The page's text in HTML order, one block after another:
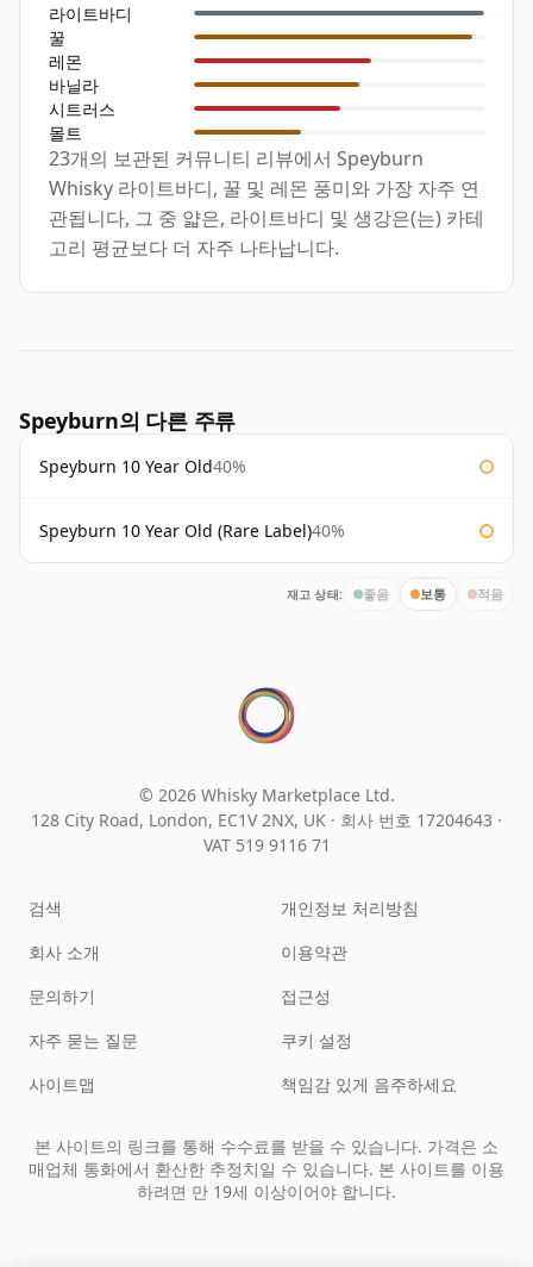
라이트바디
꿀
레몬
바닐라
시트러스
몰트
23개의 보관된 커뮤니티 리뷰에서 Speyburn
Whisky 라이트바디, 꿀 및 레몬 풍미와 가장 자주 연
관됩니다, 그 중 얇은, 라이트바디 및 생강은(는) 카테
고리 평균보다 더 자주 나타납니다.
Speyburn의 다른 주류
Speyburn 10 Year Old40%
Speyburn 10 Year Old (Rare Label)40%
재고 상태: 좋음 보통 적음
© 2026 Whisky Marketplace Ltd.
128 City Road, London, EC1V 2NX, UK · 회사 번호 17204643 ·
VAT 519 9116 71
검색
회사 소개
문의하기
자주 묻는 질문
사이트맵
개인정보 처리방침
이용약관
접근성
쿠키 설정
책임감 있게 음주하세요
본 사이트의 링크를 통해 수수료를 받을 수 있습니다. 가격은 소
매업체 통화에서 환산한 추정치일 수 있습니다. 본 사이트를 이용
하려면 만 19세 이상이어야 합니다.